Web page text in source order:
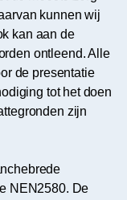
kunnen wij
kan aan de
ontleend. Alle
de presentatie
tot het doen
zijn
NEN2580. De